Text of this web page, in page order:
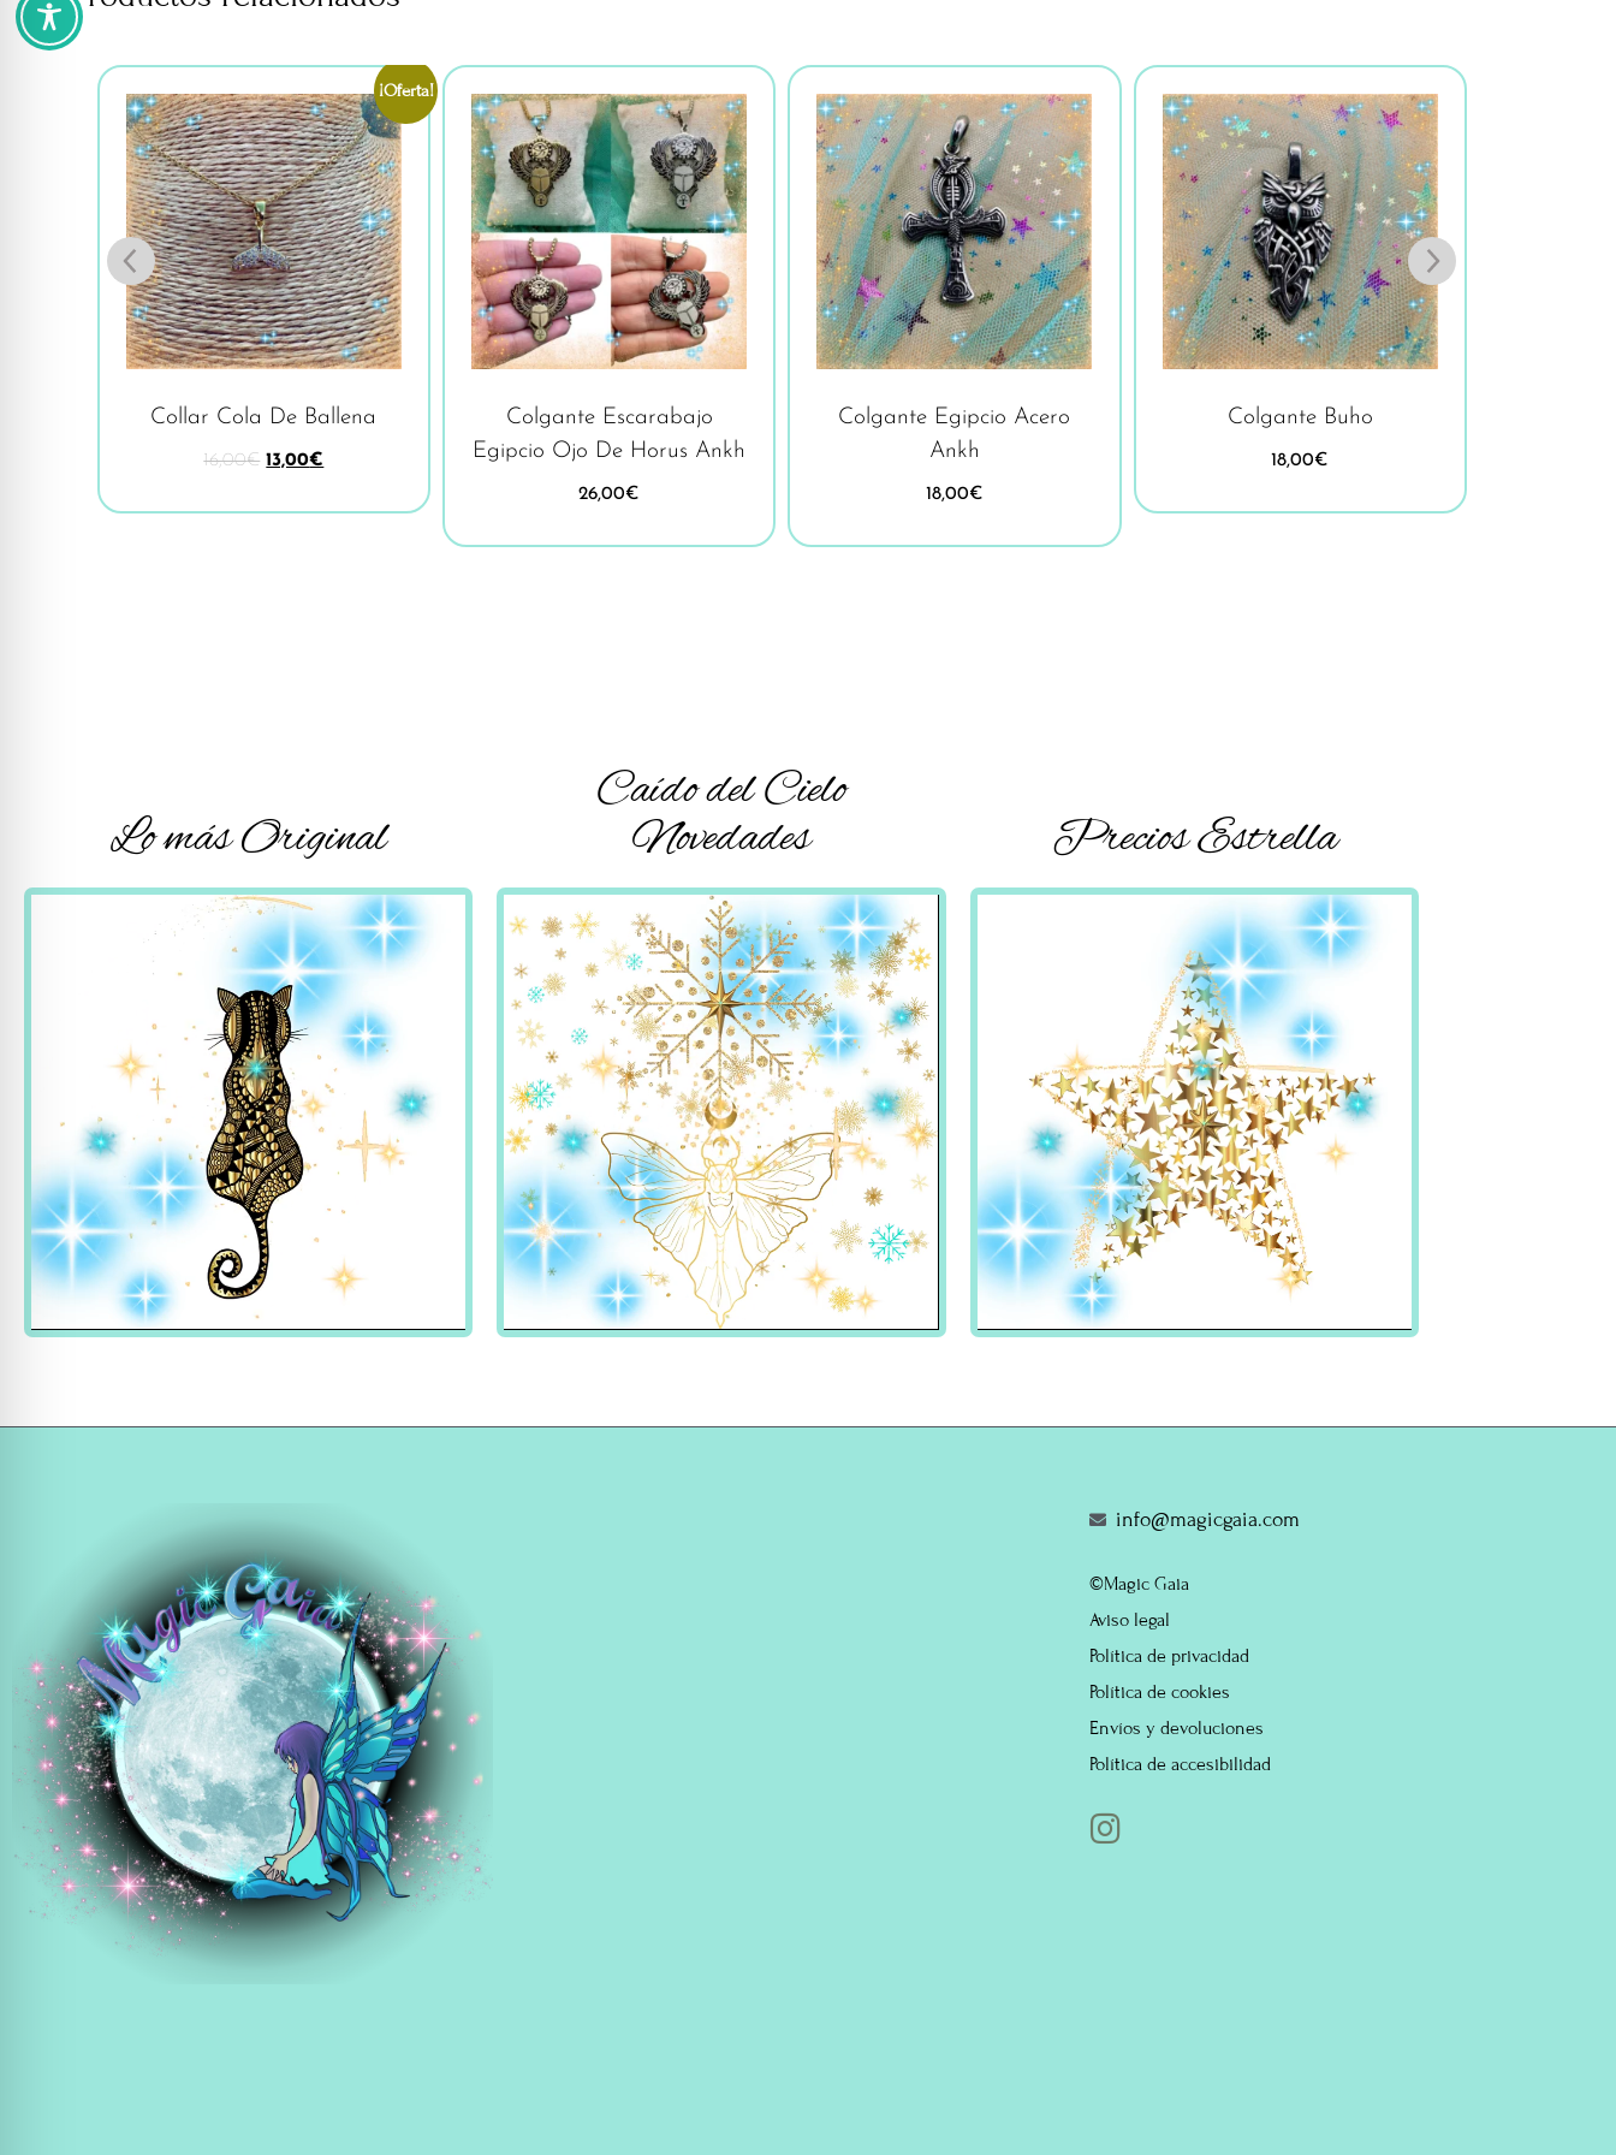
¡Oferta!
Collar Cola De Ballena
16,00€ 13,00€
Colgante Escarabajo
Egipcio Ojo De Horus Ankh
26,00€
Colgante Egipcio Acero
Ankh
18,00€
Colgante Buho
18,00€
Lo más Original
Caído del Cielo
Novedades
Precios Estrella
info@magicgaia.com
©Magic Gaia
Aviso legal
Política de privacidad
Política de cookies
Envíos y devoluciones
Política de accesibilidad